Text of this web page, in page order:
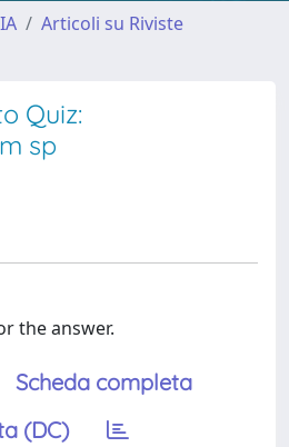
Articoli su Riviste
Quiz:
sp
the answer.
Scheda completa
(DC)